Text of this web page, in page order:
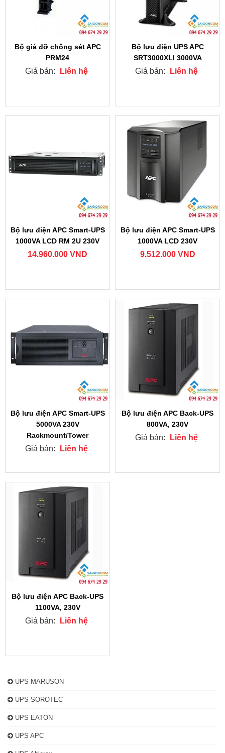
Bộ giá đỡ chống sét APC
PRM24
Giá bán: Liên hệ
Bộ lưu điện UPS APC
SRT3000XLI 3000VA
Giá bán: Liên hệ
Bộ lưu điện APC Smart-UPS
1000VA LCD RM 2U 230V
14.960.000 VND
Bộ lưu điện APC Smart-UPS
1000VA LCD 230V
9.512.000 VND
Bộ lưu điện APC Smart-UPS
5000VA 230V
Rackmount/Tower
Giá bán: Liên hệ
Bộ lưu điện APC Back-UPS
800VA, 230V
Giá bán: Liên hệ
Bộ lưu điện APC Back-UPS
1100VA, 230V
Giá bán: Liên hệ
UPS MARUSON
UPS SOROTEC
UPS EATON
UPS APC